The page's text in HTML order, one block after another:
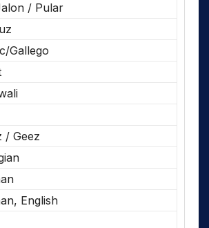
/ Pular
Gallego
/ Geez
English